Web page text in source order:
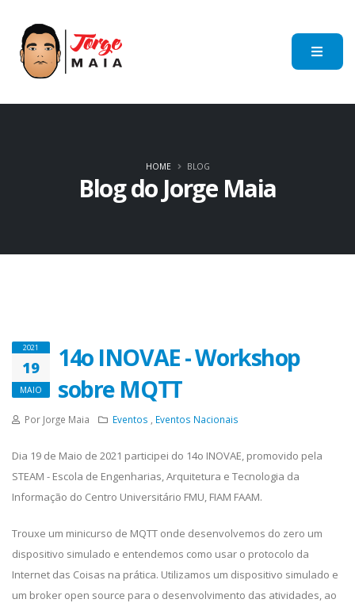
Blog do Jorge Maia
HOME BLOG
2021
19
MAIO
14o INOVAE - Workshop
sobre MQTT
Por Jorge Maia Eventos Eventos Nacionais
Dia 19 de Maio de 2021 participei do 14o INOVAE, promovido pela
STEAM - Escola de Engenharias, Arquitetura e Tecnologia da
Informação do Centro Universitário FMU, FIAM FAAM.
Trouxe um minicurso de MQTT onde desenvolvemos do zero um
dispositivo simulado e entendemos como usar o protocolo da
Internet das Coisas na prática. Utilizamos um dispositivo simulado e
um broker open source para o desenvolvimento das atividades, ao